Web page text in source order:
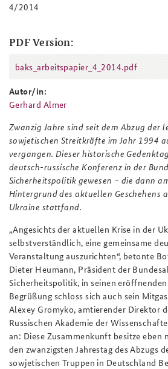
Young Leaders in Security Policy
Public Events
4/2014
PDF Version:
baks_arbeitspapier_4_2014.pdf
Autor/in:
Gerhard Almer
Zwanzig Jahre sind seit dem Abzug der
sowjetischen Streitkräfte im Jahr 1994
vergangen. Dieser historische
deutsch-russische Konferenz in der
Sicherheitspolitik gewesen – die dann
Hintergrund des aktuellen Geschehens
Ukraine stattfand.
„Angesichts der aktuellen Krise in der
selbstverständlich, eine gemeinsame
Veranstaltung auszurichten“, betonte
Dieter Heumann, Präsident der
Sicherheitspolitik, in seinen
Begrüßung schloss sich auch sein
Alexey Gromyko, amtierender Direktor
Russischen Akademie der
an: Diese Zusammenkunft besitze
den zwanzigsten Jahrestag des Abzugs
sowjetischen Truppen in Deutschland